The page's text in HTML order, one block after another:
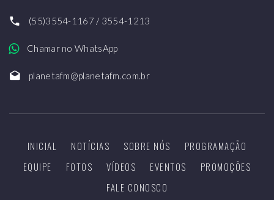
(55)3554-1167 / 3554-1213
Chamar no WhatsApp
planetafm@planetafm.com.br
INICIAL NOTÍCIAS SOBRE NÓS
PROGRAMAÇÃO
EQUIPE
FOTOS VÍDEOS EVENTOS
PROMOÇÕES
FALE CONOSCO